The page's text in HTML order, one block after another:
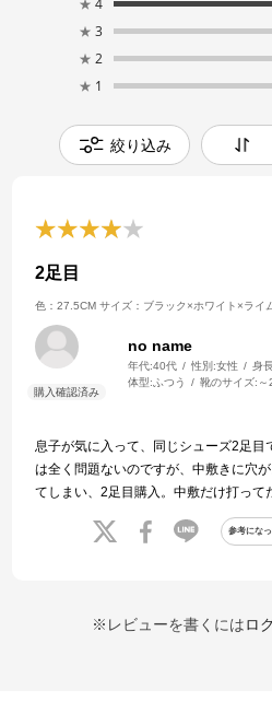
★ 3
★ 2
★ 1
絞り込み
2足目
色：27.5CM サイズ：ブラック×ホワイト×ライ
no name
年代:40代 性別:女性 身
体型: ふつう 靴のサイズ:
息子が気に入って、同じシューズ2足
は全く問題ないのですが、中敷きに穴
てしまい、2足目購入。中敷だけ打って
参考にな
※レビューを書くにはロ